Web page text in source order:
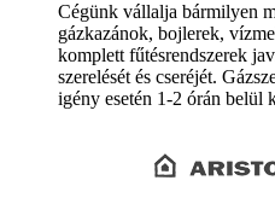
Cégünk vállalja bármilyen
gázkazánok, bojlerek,
komplett fűtésrendszerek
szerelését és cseréjét.
igény esetén 1-2 órán belül